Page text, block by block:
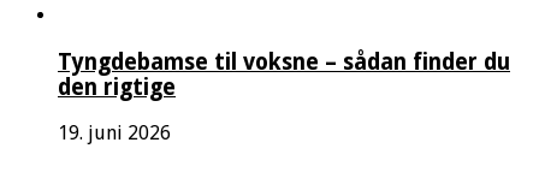
Tyngdebamse til voksne – sådan finder du
den rigtige
19. juni 2026